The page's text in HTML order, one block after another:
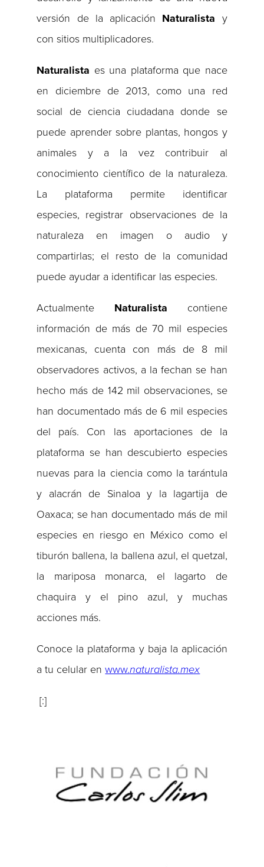
versión de la aplicación Naturalista y
con sitios multiplicadores.
Naturalista es una plataforma que nace
en diciembre de 2013, como una red
social de ciencia ciudadana donde se
puede aprender sobre plantas, hongos y
animales y a la vez contribuir al
conocimiento científico de la naturaleza.
La plataforma permite identificar
especies, registrar observaciones de la
naturaleza en imagen o audio y
compartirlas; el resto de la comunidad
puede ayudar a identificar las especies.
Actualmente Naturalista contiene
información de más de 70 mil especies
mexicanas, cuenta con más de 8 mil
observadores activos, a la fechan se han
hecho más de 142 mil observaciones, se
han documentado más de 6 mil especies
del país. Con las aportaciones de la
plataforma se han descubierto especies
nuevas para la ciencia como la tarántula
y alacrán de Sinaloa y la lagartija de
Oaxaca; se han documentado más de mil
especies en riesgo en México como el
tiburón ballena, la ballena azul, el quetzal,
la mariposa monarca, el lagarto de
chaquira y el pino azul, y muchas
acciones más.
Conoce la plataforma y baja la aplicación
a tu celular enwww.naturalista.mex
[:]